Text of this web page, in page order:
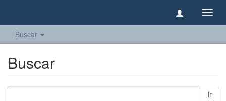
Buscar
Buscar
Ir